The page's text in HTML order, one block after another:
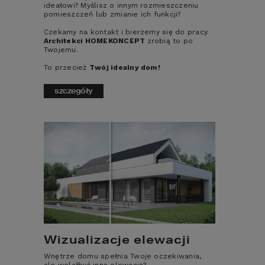
ideałowi? Myślisz o innym rozmieszczeniu
pomieszczeń lub zmianie ich funkcji?
Czekamy na kontakt i bierzemy się do pracy.
Architekci HOMEKONCEPT zrobią to po
Twojemu.
To przecież Twój idealny dom!
szczegóły
Wizualizacje elewacji
Wnętrze domu spełnia Twoje oczekiwania,
JEDNORODZINNEGO
HOMEKONCEPT 37
Wszystkie etapy
budowy domu -
charakterystyka